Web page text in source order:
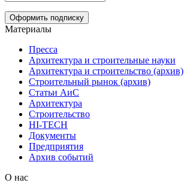
Материалы
Пресса
Архитектура и строительные науки
Архитектура и строительство (архив)
Строительный рынок (архив)
Статьи АиС
Архитектура
Строительство
HI-TECH
Документы
Предприятия
Архив событий
О нас